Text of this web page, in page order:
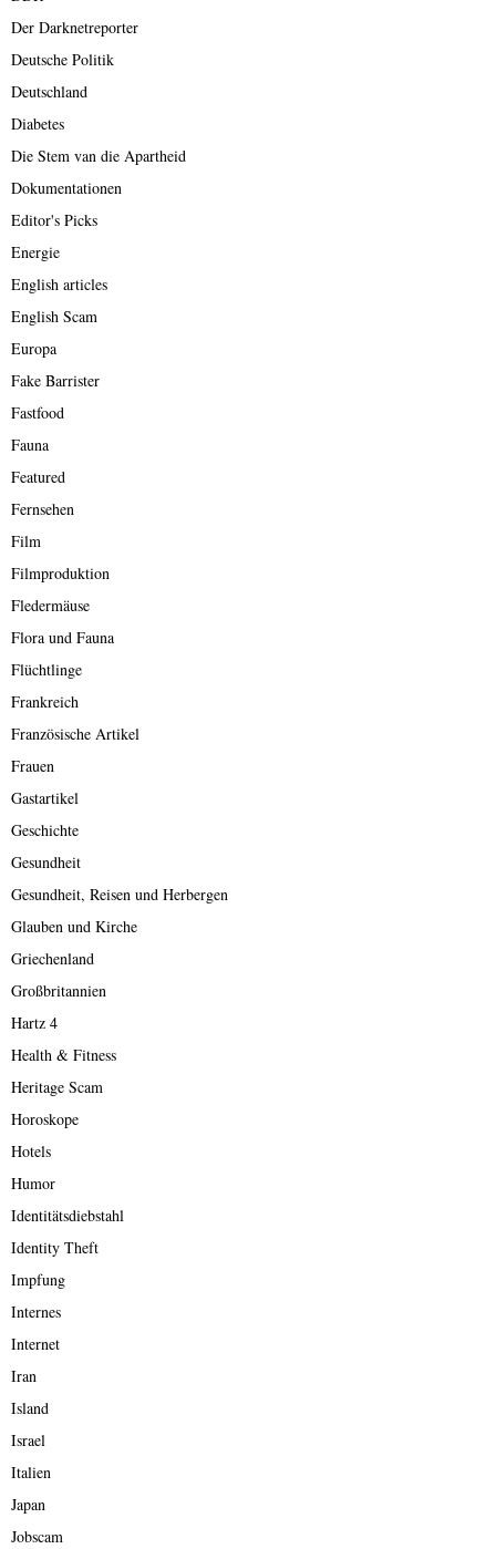
Der Darknetreporter
Deutsche Politik
Deutschland
Diabetes
Die Stem van die Apartheid
Dokumentationen
Editor's Picks
Energie
English articles
English Scam
Europa
Fake Barrister
Fastfood
Fauna
Featured
Fernsehen
Film
Filmproduktion
Fledermäuse
Flora und Fauna
Flüchtlinge
Frankreich
Französische Artikel
Frauen
Gastartikel
Geschichte
Gesundheit
Gesundheit, Reisen und Herbergen
Glauben und Kirche
Griechenland
Großbritannien
Hartz 4
Health & Fitness
Heritage Scam
Horoskope
Hotels
Humor
Identitätsdiebstahl
Identity Theft
Impfung
Internes
Internet
Iran
Island
Israel
Italien
Japan
Jobscam